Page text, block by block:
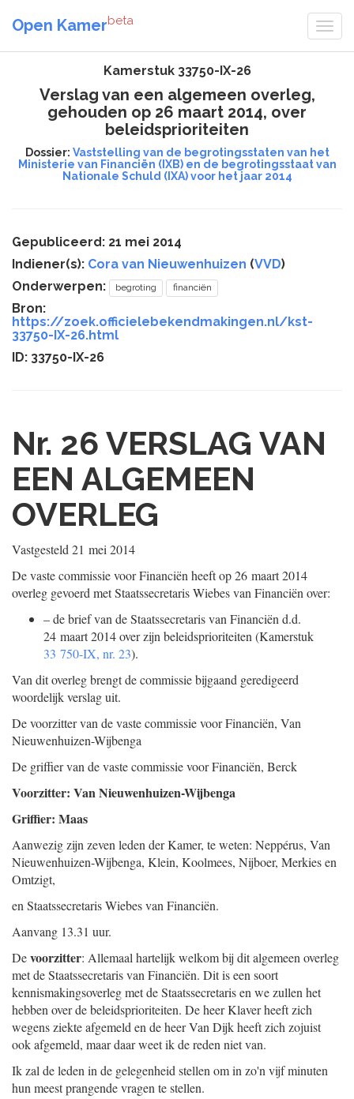
Open Kamerbeta
Kamerstuk 33750-IX-26
Verslag van een algemeen overleg,
gehouden op 26 maart 2014, over
beleidsprioriteiten
Dossier: Vaststelling van de begrotingsstaten van het
Ministerie van Financiën (IXB) en de begrotingsstaat van
Nationale Schuld (IXA) voor het jaar 2014
Gepubliceerd: 21 mei 2014
Indiener(s): Cora van Nieuwenhuizen (VVD)
Onderwerpen:
begroting financiën
Bron:
https://zoek.officielebekendmakingen.nl/kst-
33750-IX-26.html
ID: 33750-IX-26
Nr. 26 VERSLAG VAN
EEN ALGEMEEN
OVERLEG
Vastgesteld 21 mei 2014
De vaste commissie voor Financiën heeft op 26 maart 2014
overleg gevoerd met Staatssecretaris Wiebes van Financiën over:
–de brief van de Staatssecretaris van Financiën d.d.
24 maart 2014 over zijn beleidsprioriteiten (Kamerstuk
33 750-IX, nr. 23).
Van dit overleg brengt de commissie bijgaand geredigeerd
woordelijk verslag uit.
De voorzitter van de vaste commissie voor Financiën, Van
Nieuwenhuizen-Wijbenga
De griffier van de vaste commissie voor Financiën, Berck
Voorzitter: Van Nieuwenhuizen-Wijbenga
Griffier: Maas
Aanwezig zijn zeven leden der Kamer, te weten: Neppérus, Van
Nieuwenhuizen-Wijbenga, Klein, Koolmees, Nijboer, Merkies en
Omtzigt,
en Staatssecretaris Wiebes van Financiën.
Aanvang 13.31 uur.
Devoorzitter: Allemaal hartelijk welkom bij dit algemeen overleg
met de Staatssecretaris van Financiën. Dit is een soort
kennismakingsoverleg met de Staatssecretaris en we zullen het
hebben over de beleidsprioriteiten. De heer Klaver heeft zich
wegens ziekte afgemeld en de heer Van Dijk heeft zich zojuist
ook afgemeld, maar daar weet ik de reden niet van.
Ik zal de leden in de gelegenheid stellen om in zo'n vijf minuten
hun meest prangende vragen te stellen.